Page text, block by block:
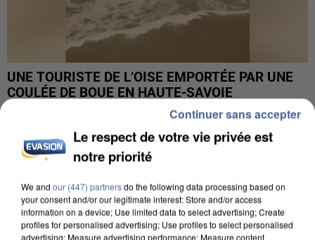
UNE TOURISTE DE L’OISE EMPORTÉE PAR UNE
COULÉE DE BOUE EN HAUTE-SAVOIE
Le respect de votre vie privée est
notre priorité
We and our (447) partnersdo the following data processing based on
your consent and/or our legitimate interest: Store and/or access
information on a device; Use limited data to select advertising; Create
profiles for personalised advertising; Use profiles to select personalised
advertising; Measure advertising performance; Measure content
Continuer sans accepter